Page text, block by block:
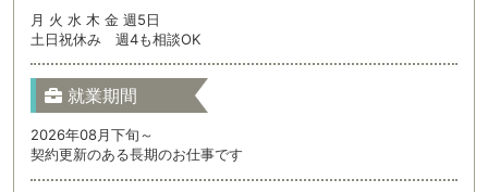
月 火 水 木 金 週5日
土日祝休み 週4も相談OK
就業期間
2026年08月下旬～
契約更新のある長期のお仕事です